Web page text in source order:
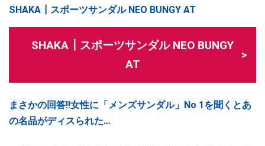
SHAKA┃スポーツサンダル NEO BUNGY AT
SHAKA┃スポーツサンダル NEO BUNGY
AT
まさかの回答‼︎女性に「メンズサンダル」No 1を聞くとあ
の名品がディスられた…